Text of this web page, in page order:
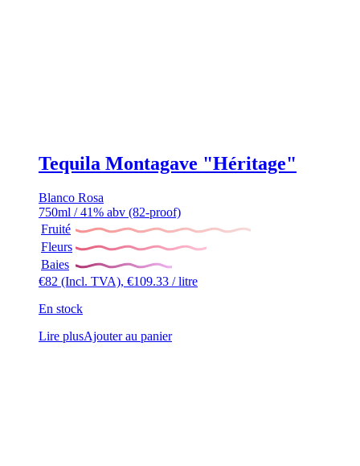
Tequila Montagave "Héritage"
Blanco Rosa
750ml / 41% abv (82-proof)
Fruité
Fleurs
Baies
€82 (Incl. TVA), €109.33 / litre
En stock
Lire plusAjouter au panier